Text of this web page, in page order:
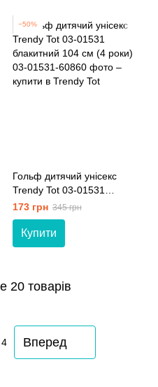
−50%
Гольф дитячий унісекс
Trendy Tot 03-01531
блакитний 104 см (4 роки)
173 грн 345 грн
Купити
20 товарів
4 Вперед